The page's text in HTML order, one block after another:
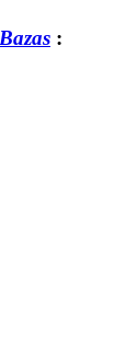
Bazas :